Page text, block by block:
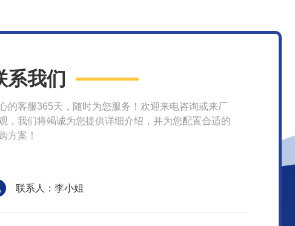
系我们
的客服365天，随时为您服务！欢迎来电咨询或来厂
，我们将竭诚为您提供详细介绍，并为您配置合适的
方案！
联系人：李小姐